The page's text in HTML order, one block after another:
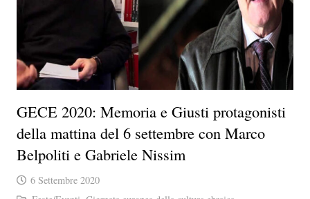
GECE 2020: Memoria e Giusti protagonisti
della mattina del 6 settembre con Marco
Belpoliti e Gabriele Nissim
6 Settembre 2020